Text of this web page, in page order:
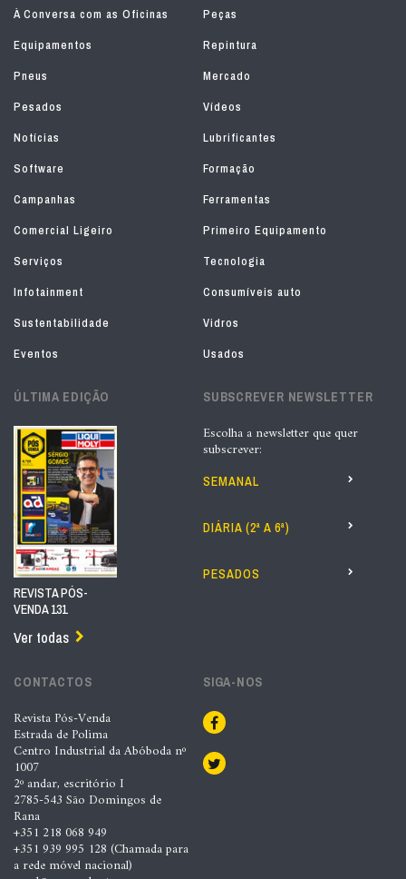
À Conversa com as Oficinas
Peças
Equipamentos
Repintura
Pneus
Mercado
Pesados
Vídeos
Notícias
Lubrificantes
Software
Formação
Campanhas
Ferramentas
Comercial Ligeiro
Primeiro Equipamento
Serviços
Tecnologia
Infotainment
Consumíveis auto
Sustentabilidade
Vidros
Eventos
Usados
ÚLTIMA EDIÇÃO
REVISTA PÓS-
VENDA 131
Ver todas
SUBSCREVER NEWSLETTER
Escolha a newsletter que quer
subscrever:
SEMANAL
DIÁRIA (2ª A 6ª)
PESADOS
CONTACTOS
Revista Pós-Venda
Estrada de Polima
Centro Industrial da Abóboda nº
1007
2º andar, escritório I
2785-543 São Domingos de
Rana
+351 218 068 949
+351 939 995 128 (Chamada para
a rede móvel nacional)
SIGA-NOS